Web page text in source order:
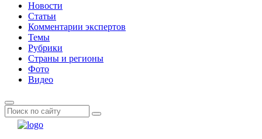
Новости
Статьи
Комментарии экспертов
Темы
Рубрики
Страны и регионы
Фото
Видео